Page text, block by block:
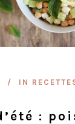
IN
: